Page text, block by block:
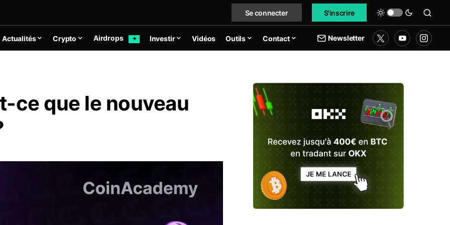
Se connecter S'inscrire
Actualités Crypto Airdrops ✦ Investir Vidéos Outils Contact Newsletter
ce que le nouveau